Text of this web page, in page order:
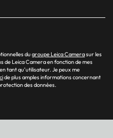
du groupe Leica Camerasur les
de Leica Camera en fonction de mes
tant qu’utilisateur. Je peux me
de plus amples informations concernant
des données.